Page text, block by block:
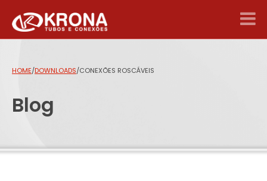
HOME/DOWNLOADS/CONEXÕES ROSCÁVEIS
Blog